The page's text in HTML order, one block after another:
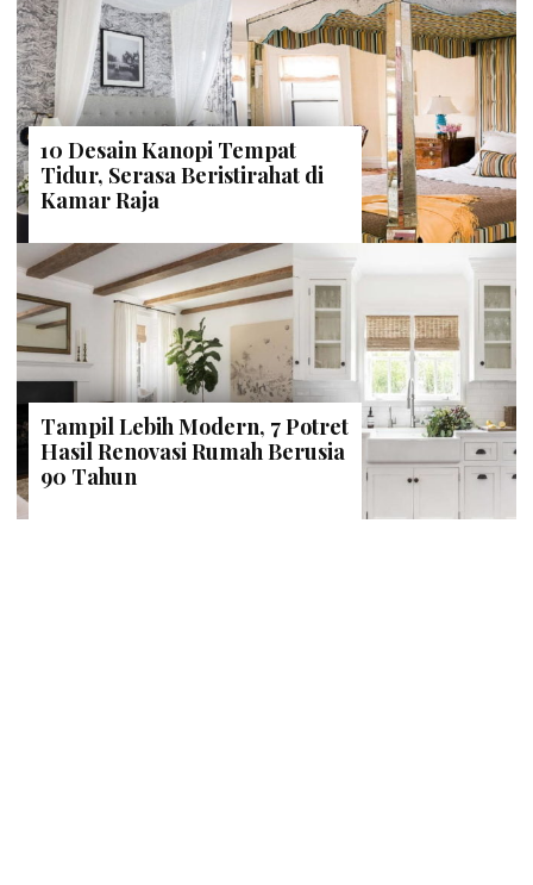
10 Desain Kanopi Tempat
Tidur, Serasa Beristirahat di
Kamar Raja
Tampil Lebih Modern, 7 Potret
Hasil Renovasi Rumah Berusia
90 Tahun